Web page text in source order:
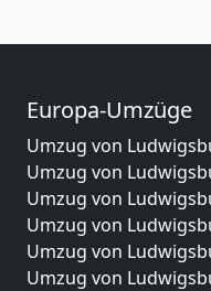
Europa-Umzüge
Umzug von
Umzug von
Umzug von
Umzug von
Umzug von
Umzug von